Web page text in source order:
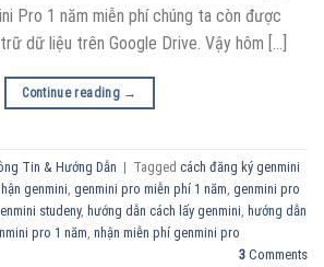
Pro 1 năm miễn phí chúng ta còn được
dữ liệu trên Google Drive. Vậy hôm […]
Continue reading →
Tin & Hướng Dẫn | Tagged cách đăng ký genmini
genmini genmini pro miễn phí 1 năm genmini pro
studeny, hướng dẫn cách lấy genmini hướng dẫn
pro 1 năm nhận miễn phí genmini pro
3 Comments